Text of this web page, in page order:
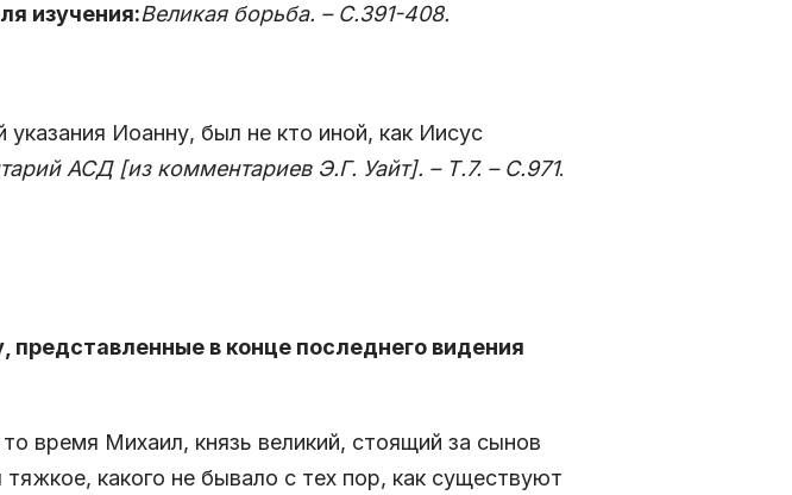
изучения:Великая борьба. – С.391-408.
Иоанну, был не кто иной, как Иисус
АСД [из комментариев Э.Г. Уайт]. – Т.7. – С.971.
представленные в конце последнего видения
время Михаил, князь великий, стоящий за сынов
какого не бывало с тех пор, как существуют